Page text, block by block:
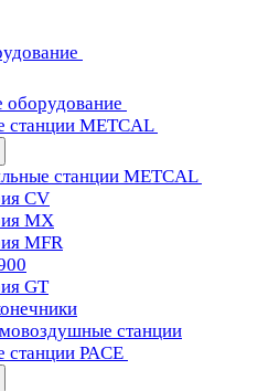
оборудование
станции METCAL
станции METCAL
CV
MX
MFR
GT
станции
станции PACE